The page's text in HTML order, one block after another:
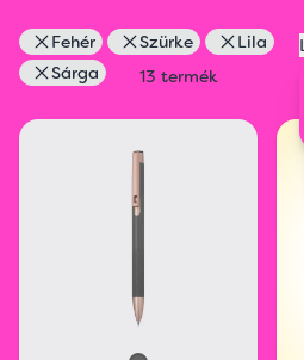
Fehér Szürke
Lila
Sárga
13 termék